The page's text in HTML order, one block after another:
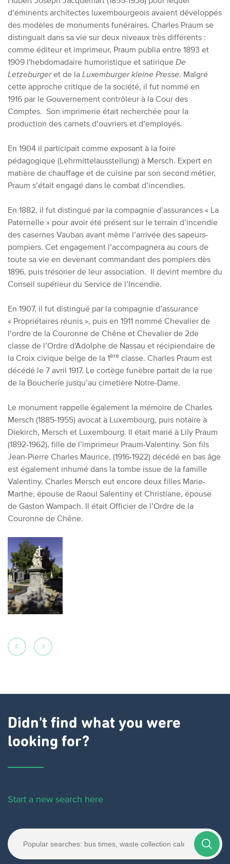
d’éminents architectes luxembourgeois avaient développés
des modèles de monuments funéraires. Charles Praum se
distinguait dans sa vie sur deux niveaux très différents :
comme éditeur et imprimeur, Praum publia entre 1893 et
1909 l'hebdomadaire humoristique et satirique De
Letzeburgeret de la Luxemburger kleine Presse. Malgré
cette approche critique de la société, il fut nommé en
1916 par le Gouvernement contrôleur à la Cour des
Comptes. Son imprimerie était recherchée pour la
production des carnets d’ouvriers et d’employés.
En 1904 il participait comme exposant à la foire
pédagogique (Lehrmittelausstellung) à Mersch. Expert en
matière de chauffage et de cuisine par son second métier,
Praum s’était engagé dans le combat d’incendies.
En 1882, il fut distingué par la compagnie d’assurances « La
Paternelle » pour avoir été présent sur le terrain d’incendie
des casernes Vauban avant même l’arrivée des sapeurs-
pompiers. Cet engagement l’accompagnera au cours de
toute sa vie en devenant commandant des pompiers dès
1896, puis trésorier de leur association. Il devint membre du
Conseil supérieur du Service de l’Incendie.
En 1907, il fut distingué par la compagnie d’assurance
« Propriétaires réunis », puis en 1911 nommé Chevalier de
l‘ordre de la Couronne de Chêne et Chevalier de 2de
classe de l’Ordre d’Adolphe de Nassau et récipiendaire de
la Croix civique belge de la 1ère classe. Charles Praum est
décédé le 7 avril 1917. Le cortège funèbre partait de la rue
de la Boucherie jusqu’au cimetière Notre-Dame.
Le monument rappelle également la mémoire de Charles
Mersch (1885-1955) avocat à Luxembourg, puis notaire à
Diekirch, Mersch et Luxembourg. Il était marié à Lily Praum
(1892-1962), fille de l’imprimeur Praum-Valentiny. Son fils
Jean-Pierre Charles Maurice, (1916-1922) décédé en bas âge
est également inhumé dans la tombe issue de la famille
Valentiny. Charles Mersch eut encore deux filles Marie-
Marthe, épouse de Raoul Salentiny et Christiane, épouse
de Gaston Wampach. Il était Officier de l’Ordre de la
Couronne de Chêne.
Didn't find what you were
looking for?
Start a new search here